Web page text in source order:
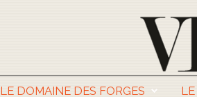
LE DOMAINE DES FORGES